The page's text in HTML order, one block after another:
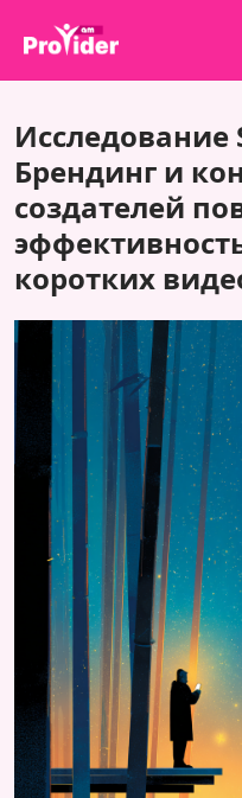
О нас
Войти
Регистрация
Услуги
API
Условия
Блог
Исследование
Брендинг и
создателей
коротких